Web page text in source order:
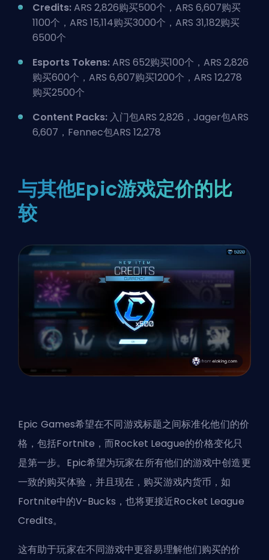
Credits:ARS 2,826购买500个，ARS 6,607购买
1100个，ARS 15,114购买3000个，ARS 31,182购买
6500个
Esports Tokens:ARS 652购买100个，ARS 2,826
购买600个，ARS 6,607购买1200个，ARS 12,278
购买2500个
Content Packs: 入门包ARS 2,826，Jager包ARS
6,607，Fennec包ARS 12,278
与其他Epic游戏定价的比
较
Epic Games希望在不同游戏标题之间标准化他们的价
格，包括Fortnite，而Rocket League的价格变化只
是第一步。Epic希望为玩家在所有他们的游戏中创造更
一致的购买体验，并且现在，购买游戏内货币，如
Fortnite中的V-Bucks，也将更接近Rocket League
Credits。
这有助于玩家在不同游戏中更容易理解他们购买的价